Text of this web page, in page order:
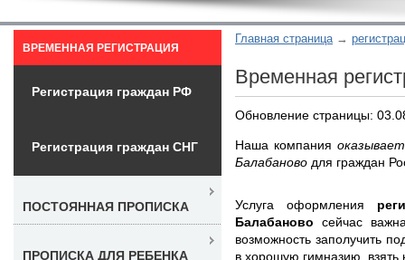
Главная страница
Временная
Обновление страницы:
Наша компания
Балабаново для граждан
Услуга оформления
Балабаново сейчас
возможность заполучить
в хорошую гимназию,
ВРЕМЕННАЯ РЕГИСТРАЦИЯ
Регистрация граждан РФ
Регистрация граждан СНГ
ПОСТОЯННАЯ ПРОПИСКА
ПРОПИСКА ДЛЯ РЕБЕНКА